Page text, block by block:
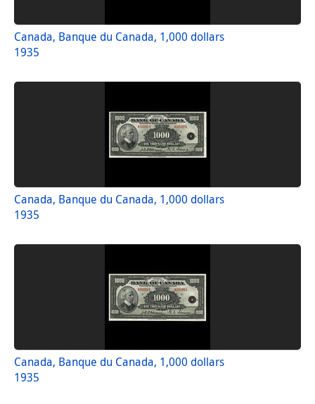
Canada, Banque du Canada, 1,000 dollars
1935
Canada, Banque du Canada, 1,000 dollars
1935
Canada, Banque du Canada, 1,000 dollars
1935